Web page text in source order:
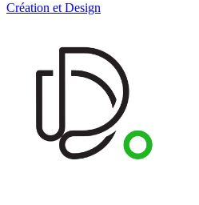
Création et Design